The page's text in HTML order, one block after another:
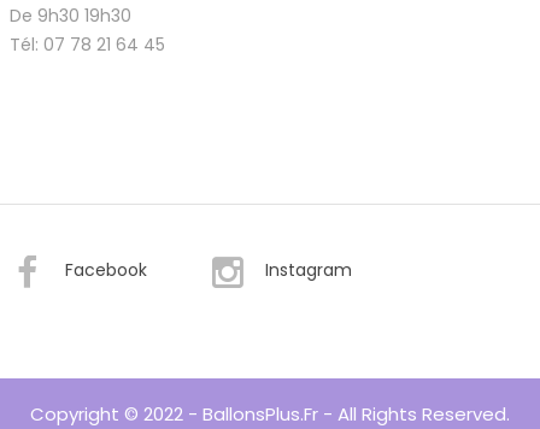
De 9h30 19h30
Tél: 07 78 21 64 45
Facebook Instagram
Copyright © 2022 - BallonsPlus.fr - All Rights Reserved.